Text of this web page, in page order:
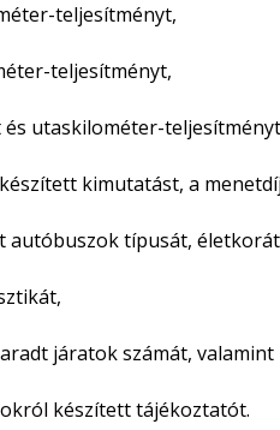
teljesítményt,
teljesítményt,
utaskilométer-
kimutatást, a
típusát,
járatok számát, valamint
készített tájékoztatót.